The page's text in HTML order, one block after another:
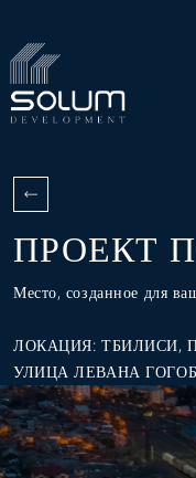
ПРОЕКТ
Место, созданное для
ЛОКАЦИЯ: ТБИЛИСИ,
УЛИЦА ЛЕВАНА